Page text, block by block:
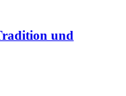
und